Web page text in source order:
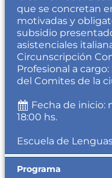
que se concretan
motivadas y
subsidio
asistenciales
Circunscripción
Profesional a cargo:
del Comites de la
Fecha de inicio:
18:00 hs.
Escuela de
Programa